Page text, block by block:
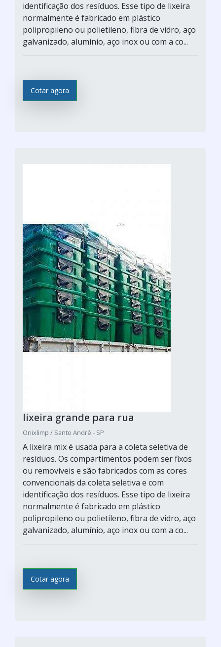
identificação dos resíduos. Esse tipo de lixeira
normalmente é fabricado em plástico
polipropileno ou polietileno, fibra de vidro, aço
galvanizado, alumínio, aço inox ou com a co...
Cotar agora
lixeira grande para rua
Onixlimp / Santo André - SP
A lixeira mix é usada para a coleta seletiva de
resíduos. Os compartimentos podem ser fixos
ou removíveis e são fabricados com as cores
convencionais da coleta seletiva e com
identificação dos resíduos. Esse tipo de lixeira
normalmente é fabricado em plástico
polipropileno ou polietileno, fibra de vidro, aço
galvanizado, alumínio, aço inox ou com a co...
Cotar agora